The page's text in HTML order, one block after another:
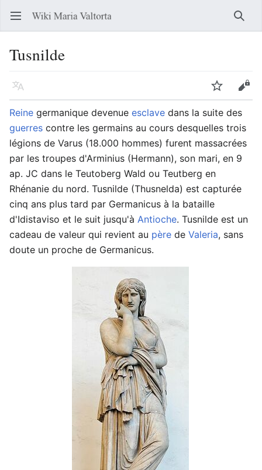
Ouvrir le menu principal
Tusnilde
Langue Suivre
Reine germanique devenue esclave dans la suite des
guerres contre les germains au cours desquelles trois
légions de Varus (18.000 hommes) furent massacrées
par les troupes d'Arminius (Hermann), son mari, en 9
ap. JC dans le Teutoberg Wald ou Teutberg en
Rhénanie du nord. Tusnilde (Thusnelda) est capturée
cinq ans plus tard par Germanicus à la bataille
d'Idistaviso et le suit jusqu'à Antioche. Tusnilde est un
cadeau de valeur qui revient au père de Valeria, sans
doute un proche de Germanicus.